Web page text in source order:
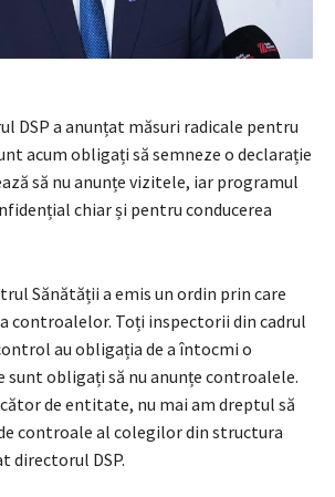
DSP a anunțat măsuri radicale pentru
acum obligați să semneze o declarație
să nu anunțe vizitele, iar programul
chiar și pentru conducerea
Sănătății a emis un ordin prin care
controalelor. Toți inspectorii din cadrul
au obligația de a întocmi o
sunt obligați să nu anunțe controalele.
de entitate, nu mai am dreptul să
controale al colegilor din structura
directorul DSP.